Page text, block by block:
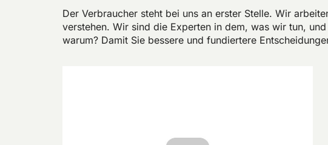
Der Verbraucher steht bei uns an erster Stelle. Wir
verstehen. Wir sind die Experten in dem, was wir tun,
warum? Damit Sie bessere und fundiertere